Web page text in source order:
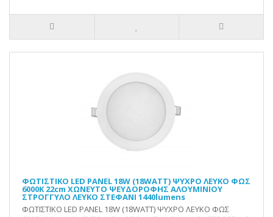
ΦΩΤΙΣΤΙΚΟ LED PANEL 18W (18WATT) ΨΥΧΡΟ ΛΕΥΚΟ ΦΩΣ
6000K 22cm ΧΩΝΕΥΤΟ ΨΕΥΔΟΡΟΦΗΣ ΑΛΟΥΜΙΝΙΟΥ
ΣΤΡΟΓΓΥΛΟ ΛΕΥΚΟ ΣΤΕΦΑΝΙ 1440lumens
ΦΩΤΙΣΤΙΚΟ LED PANEL 18W (18WATT) ΨΥΧΡΟ ΛΕΥΚΟ ΦΩΣ